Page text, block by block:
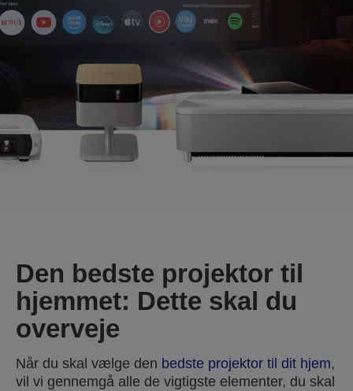
Den bedste projektor til
hjemmet: Dette skal du
overveje
Når du skal vælge den bedste projektor til dit hjem,
vil vi gennemgå alle de vigtigste elementer, du skal